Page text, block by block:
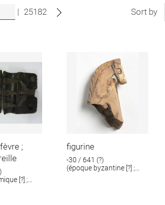
| 25182 Sort by
;
[?] ;
figurine
-30 / 641 (?)
(époque byzantine [?] ;